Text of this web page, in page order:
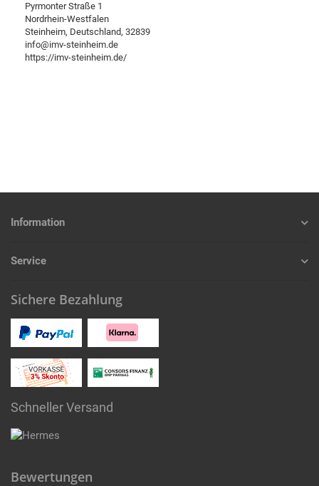
Pyrmonter Straße 1
Nordrhein-Westfalen
Steinheim, Deutschland, 32839
info@imv-steinheim.de
https://imv-steinheim.de/
Information
Service
Sichere Bezahlung
Schneller Versand
Bewertungen